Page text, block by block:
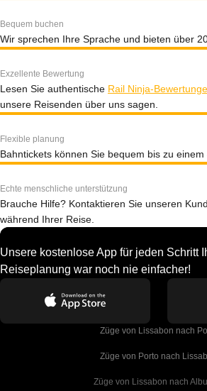
Bequem buchen
Wir sprechen Ihre Sprache und bieten über
Exzellente Bewertung
Lesen Sie authentische Rail Ninja-
unsere Reisenden über uns sagen.
Flexible planung
Bahntickets können Sie bequem bis zu einem
Echte menschliche unterstützung
Brauche Hilfe? Kontaktieren Sie unseren
während Ihrer Reise.
Unsere kostenlose App für jeden Schritt
Reiseplanung war noch nie einfacher!
Züge von Lissabon nach
Züge von Porto nach
Züge von Lissabon nach